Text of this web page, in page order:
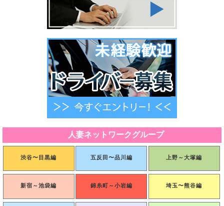
の店舗に対する取引の代金決済の全部または一部に利用することができます。
2.第1項に定めるポイントの利用は、会員の申し込みに対して弊社が弊社の定める方法で承諾した
場合に効力を発するものとします。
3.１回の注文に利用できるポイントの下限は1,000ポイント、上限は3,000ポイントです。
4.弊社は、会員が一定期間に利用できるポイント数の下限、上限を設定する等、ポイント利用に
制限を設ける権利を有します。また、当該制限を設けた場合に、この内容を予告なく変更または
追加する場合がありますが、利用者はいずれの場合についても弊社の決定に従うものとします。
5.会員がポイントを利用し、その後対象取引が何らかの事情で取り消され、弊社が相当であると
判断した場合、原則として当該取引に利用されたポイントが合理的期間内に会員に返還され、現
金による返還は行われません。
6.会員はいかなる場合でも、ポイントを換金することはできません。
7.ポイントの利用は、会員本人が行うものとし、当該会員以外の第三者が行うことはできませ
ん。弊社は、ポイント利用時に入力されたIDおよびパスワードが登録されたものと一致すること
を弊社が所定の方法により確認した場合、会員による使用とみなします。それが第三者による不
9.ポイントの第三者への譲渡等を禁止します。
きます。
3.ポイントの残高などに関して不明な点がある場合は、速やかに当サイト上に記載した店舗に問
1.利用者は当サイトを通じ発信される情報について、一切の責任を負うものとし、弊社はその責
人妻ネットワークグループ
渋谷〜目黒編 五反田〜品川編 上野～大塚編
新宿～池袋編 錦糸町～小岩編 埼玉〜熊谷編